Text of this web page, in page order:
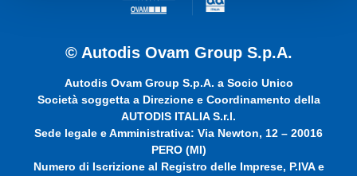
© Autodis Ovam Group S.p.A.
Autodis Ovam Group S.p.A. a Socio Unico
Società soggetta a Direzione e Coordinamento della
AUTODIS ITALIA S.r.l.
Sede legale e Amministrativa: Via Newton, 12 – 20016
PERO (MI)
Numero di Iscrizione al Registro delle Imprese, P.IVA e